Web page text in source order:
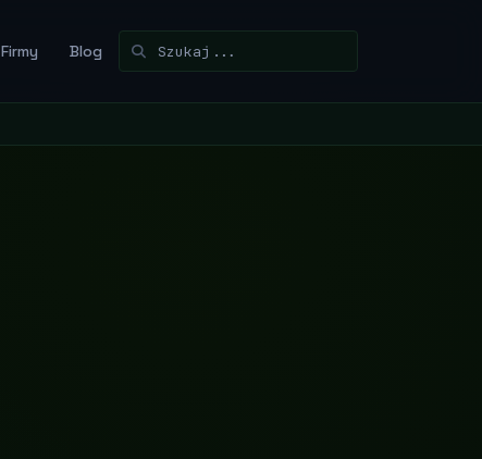
Firmy Blog